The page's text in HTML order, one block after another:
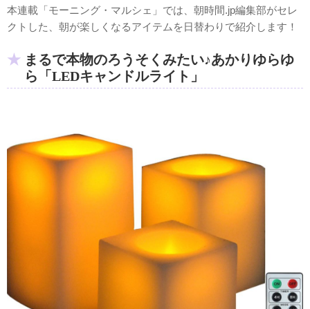
本連載「モーニング・マルシェ」では、朝時間.jp編集部がセレ
クトした、朝が楽しくなるアイテムを日替わりで紹介します！
まるで本物のろうそくみたい♪あかりゆらゆ
ら「LEDキャンドルライト」